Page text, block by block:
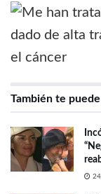
También te